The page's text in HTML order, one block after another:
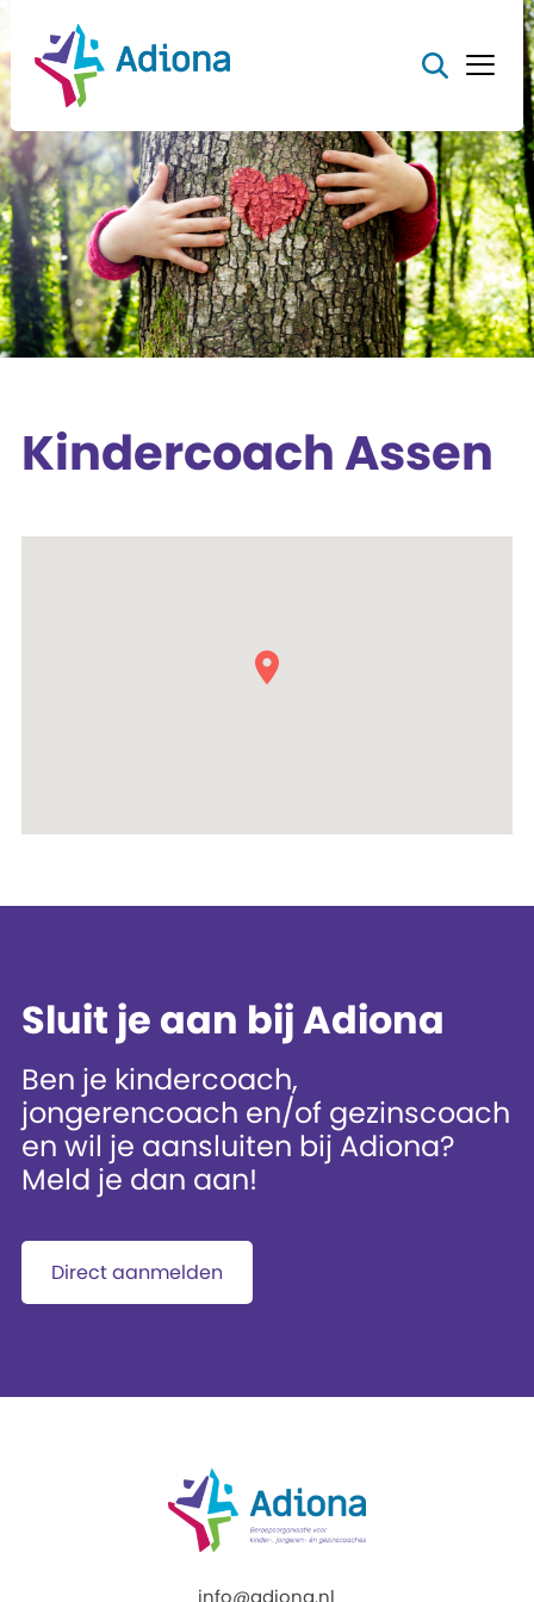
Kindercoach Assen
Sluit je aan bij Adiona
Ben je kindercoach,
jongerencoach en/of gezinscoach
en wil je aansluiten bij Adiona?
Meld je dan aan!
Direct aanmelden
info@adiona.nl